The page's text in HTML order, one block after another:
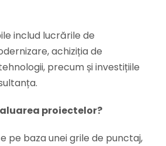
includ lucrările de
achiziția de
precum și investițiile
proiectelor?
pe baza unei grile de punctaj,